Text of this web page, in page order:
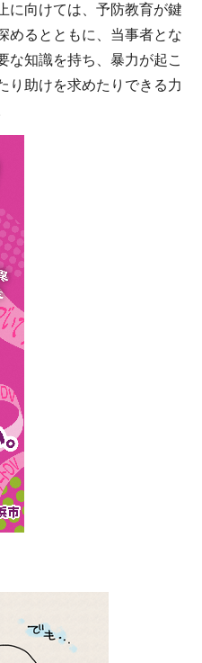
に向けては、予防教育が鍵
めるとともに、当事者とな
な知識を持ち、暴力が起こ
り助けを求めたりできる力